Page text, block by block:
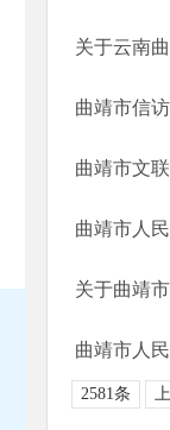
关于云南
曲靖市信
曲靖市文
曲靖市人
关于曲靖
曲靖市人
2581条